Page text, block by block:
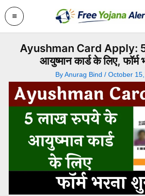
Skip
to
content
Ayushman Card Apply:
आयुष्मान कार्ड के लिए,
ByAnurag Bind / October